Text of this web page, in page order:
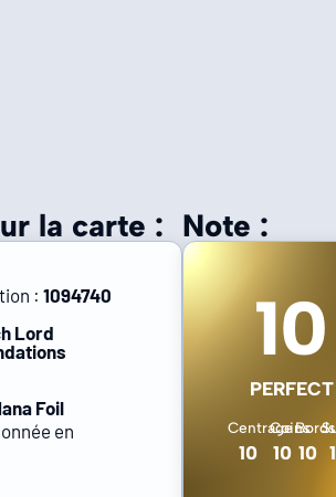
la carte :
:1094740
Lord
Foil
en
Note :
10
PERFECT
Centrage
10
Coins
10
Bords
10